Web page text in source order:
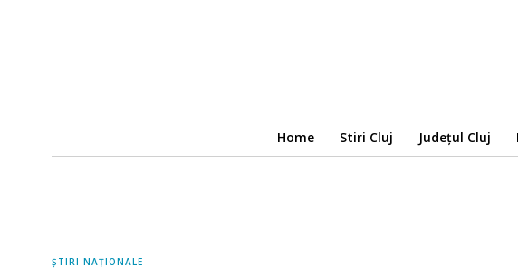
Home Stiri Cluj Județul Cluj
ȘTIRI NAȚIONALE